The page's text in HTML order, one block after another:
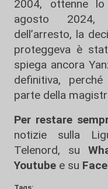
2004, ottenne
agosto 2024,
dell’arresto, la
proteggeva è
spiega ancora
definitiva,
parte della
Per restare
notizie sulla
Telenord, su
Youtube e su